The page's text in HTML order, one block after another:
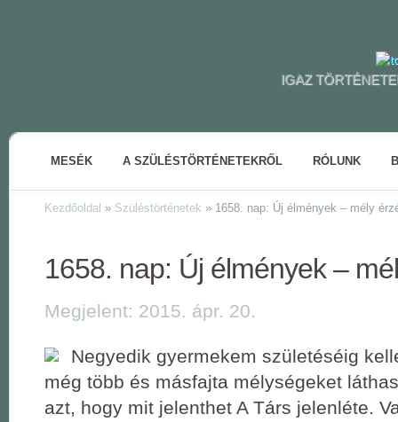
IGAZ
MESÉK A SZÜLÉSTÖRTÉNETEKRŐL RÓLUNK
Kezdőoldal » Szüléstörténetek » 1658. nap: Új élmények – mély
1658. nap: Új élmények –
Megjelent: 2015. ápr. 20.
Negyedik gyermekem születéséig
még több és másfajta mélységeket
azt, hogy mit jelenthet A Társ jelenléte.